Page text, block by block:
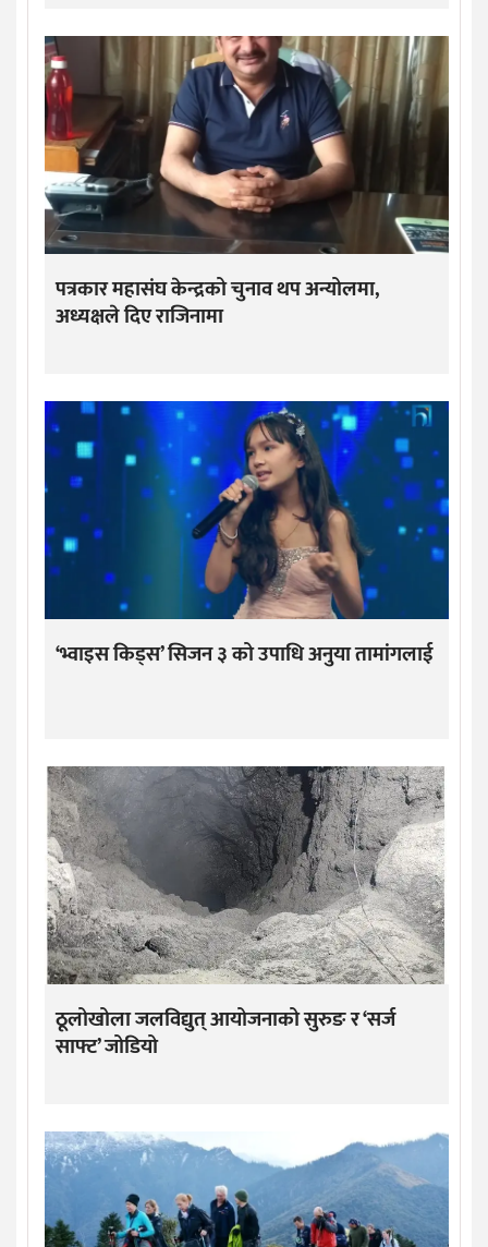
पत्रकार महासंघ केन्द्रको चुनाव थप अन्योलमा,
अध्यक्षले दिए राजिनामा
‘भ्वाइस किड्स’ सिजन ३ को उपाधि अनुया तामांगलाई
ठूलोखोला जलविद्युत् आयोजनाको सुरुङ र ‘सर्ज
साफ्ट’ जोडियो